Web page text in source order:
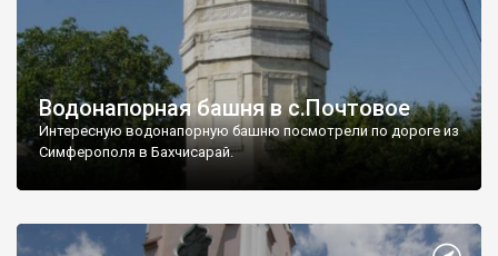
Водонапорная башня в с.Почтовое
Интересную водонапорную башню посмотрели по дороге из
Симферополя в Бахчисарай.